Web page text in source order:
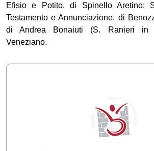
Efisio e Potito, di Spinello A­retino;
Testamento e Annunciazione, di
di Andrea Bonaiuti (S. Ranieri in
Veneziano.